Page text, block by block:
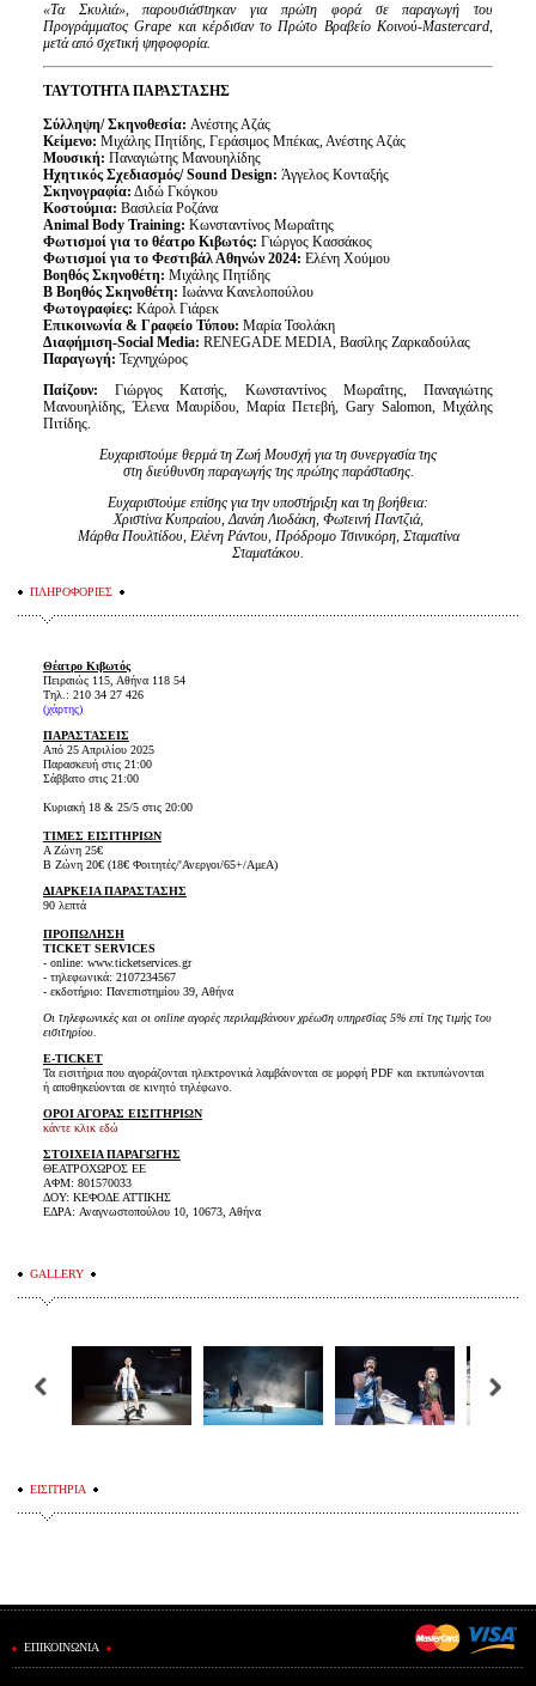
«Τα Σκυλιά», παρουσιάστηκαν για πρώτη φορά σε παραγωγή του
ΠρογράμματοςGrape και κέρδισαν το Πρώτο Βραβείο Κοινού-Mastercard,
μετά από σχετική ψηφοφορία.
ΤΑΥΤΟΤΗΤΑ ΠΑΡΑΣΤΑΣΗΣ
Σύλληψη/ Σκηνοθεσία: Ανέστης Αζάς
Κείμενο: Μιχάλης Πητίδης, Γεράσιμος Μπέκας, Ανέστης Αζάς
Μουσική: Παναγιώτης Μανουηλίδης
Ηχητικός Σχεδιασμός/ Sound Design: Άγγελος Κονταξής
Σκηνογραφία: Διδώ Γκόγκου
Κοστούμια: Βασιλεία Ροζάνα
Animal Body Training: Κωνσταντίνος Μωραΐτης
Φωτισμοί για το θέατρο Κιβωτός: Γιώργος Κασσάκος
Φωτισμοί για το Φεστιβάλ Αθηνών 2024: Ελένη Χούμου
Βοηθός Σκηνοθέτη: Μιχάλης Πητίδης
Β Βοηθός Σκηνοθέτη: Ιωάννα Κανελοπούλου
Φωτογραφίες: Κάρολ Γιάρεκ
Επικοινωνία & Γραφείο Τύπου: Μαρία Τσολάκη
Διαφήμιση-Social Media: RENEGADE MEDIA, Βασίλης Ζαρκαδούλας
Παραγωγή: Τεχνηχώρος
Παίζουν: Γιώργος Κατσής, Κωνσταντίνος Μωραΐτης, Παναγιώτης
Μανουηλίδης, Έλενα Μαυρίδου, Μαρία Πετεβή, Gary Salomon, Μιχάλης
Πιτίδης.
Ευχαριστούμε θερμά τη Ζωή Μουσχή για τη συνεργασία της
στη διεύθυνση παραγωγής της πρώτης παράστασης.
Ευχαριστούμε επίσης για την υποστήριξη και τη βοήθεια:
Χριστίνα Κυπραίου, Δανάη Λιοδάκη, Φωτεινή Παντζιά,
Μάρθα Πουλτίδου, Ελένη Ράντου, Πρόδρομο Τσινικόρη, Σταματίνα
Σταματάκου.
ΠΛΗΡΟΦΟΡΙΕΣ
Θέατρο Κιβωτός
Πειραιώς 115, Αθήνα 118 54
Τηλ.: 210 34 27 426
(χάρτης)
ΠΑΡΑΣΤΑΣΕΙΣ
Από 25 Απριλίου 2025
Παρασκευή στις 21:00
Σάββατο στις 21:00
Κυριακή 18 & 25/5 στις 20:00
ΤΙΜΕΣ ΕΙΣΙΤΗΡΙΩΝ
Α Ζώνη 25€
Β Ζώνη 20€ (18€ Φοιτητές/'Ανεργοι/65+/ΑμεΑ)
ΔΙΑΡΚΕΙΑ ΠΑΡΑΣΤΑΣΗΣ
90 λεπτά
ΠΡΟΠΩΛΗΣΗ
TICKET SERVICES
- online: www.ticketservices.gr
- τηλεφωνικά: 2107234567
- εκδοτήριο: Πανεπιστημίου 39, Αθήνα
Οι τηλεφωνικές και οι online αγορές περιλαμβάνουν χρέωση υπηρεσίας 5% επί της τιμής του
εισιτηρίου.
E-TICKET
Τα εισιτήρια που αγοράζονται ηλεκτρονικά λαμβάνονται σε μορφή PDF και εκτυπώνονται
ή αποθηκεύονται σε κινητό τηλέφωνο.
ΟΡΟΙ ΑΓΟΡΑΣ ΕΙΣΙΤΗΡΙΩΝ
κάντε κλικ εδώ
ΣΤΟΙΧΕΙΑ ΠΑΡΑΓΩΓΗΣ
ΘΕΑΤΡΟΧΩΡΟΣ ΕΕ
ΑΦΜ: 801570033
ΔΟΥ: ΚΕΦΟΔΕ ΑΤΤΙΚΗΣ
ΕΔΡΑ: Αναγνωστοπούλου 10, 10673, Αθήνα
GALLERY
ΕΙΣΙΤΗΡΙΑ
ΕΠΙΚΟΙΝΩΝΙΑ